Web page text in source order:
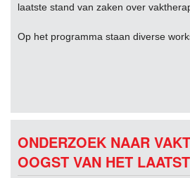
laatste stand van zaken over
Op het programma staan diverse
ONDERZOEK NAAR
OOGST VAN HET